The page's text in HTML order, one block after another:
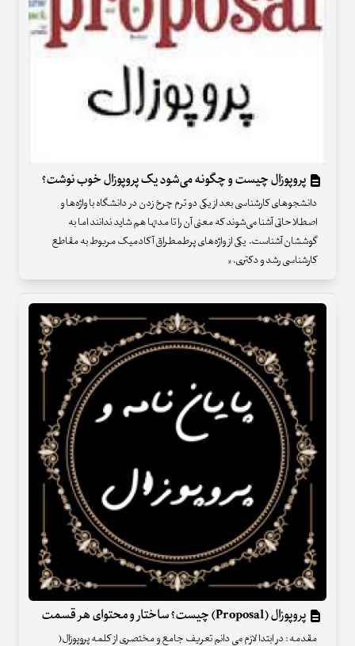
پروپوزال چیست و چگونه می‌شود یک پروپوزال خوب نوشت؟
دانشجوهای کارشناسی بعد از یکی دو ترم چرخ زدن در دانشگاه با واژه‌ها و
اصطلاحاتی آشنا می‌شوند که معنی آن را تا مدتها هم شاید ندانند اما به
گوششان آشناست. یکی از واژه‌های پرطمطراق آکادمیک مربوط به مقاطع
کارشناسی رشد و دکتری، «
پروپوزال (Proposal) چیست؟ ساختار و محتوای هر قسمت
مقدمه : در ابتدا لازم می دانم تعریف جامع و مختصری از کلمه پروپوزال(